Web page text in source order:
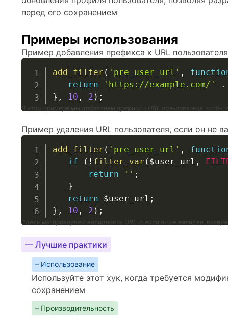
перед его сохранением
Примеры использования
Пример добавления префикса к URL
add_filter ( 'pre_user_url' ,
return
'https://example.com/' .
} , 10 , 2 ) ;
В этом примере мы добавляем префикс к URL пользователя, чтобы
Пример удаления URL пользователя, если он не
add_filter ( 'pre_user_url' ,
if
( ! filter_var ( $user_url ,
return
'' ;
}
return
$user_url ;
} , 10 , 2 ) ;
Здесь мы проверяем валидность URL и, если он не валиден,
— Лучшие практики
– Использование
Используйте этот хук, когда требуется
сохранением
– Производительность